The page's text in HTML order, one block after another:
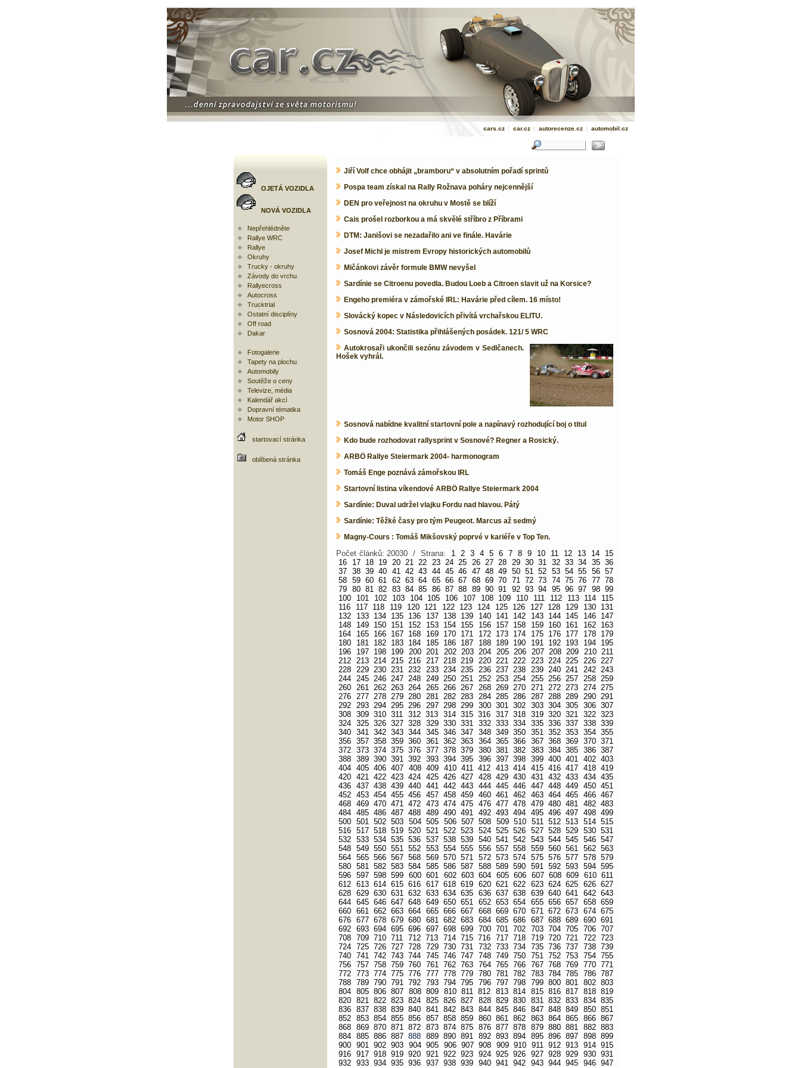
cars.cz | car.cz | autorecenze.cz | automobil.cz
OJETÁ VOZIDLA
NOVÁ VOZIDLA
Nepřehlédněte
Rallye WRC
Rallye
Okruhy
Trucky - okruhy
Závody do vrchu
Rallyecross
Autocross
Trucktrial
Ostatní disciplíny
Off road
Dakar
Fotogalerie
Tapety na plochu
Automobily
Soutěže o ceny
Televize, média
Kalendář akcí
Dopravní tématika
Motor SHOP
startovací stránka
oblíbená stránka
Jiří Volf chce obhájit „bramboru“ v absolutním pořadí sprintů
Pospa team získal na Rally Rožnava poháry nejcennější
DEN pro veřejnost na okruhu v Mostě se blíží
Cais prošel rozborkou a má skvělé stříbro z Příbrami
DTM: Janišovi se nezadařilo ani ve finále. Havárie
Josef Michl je mistrem Evropy historických automobilů
Mičánkovi závěr formule BMW nevyšel
Sardínie se Citroenu povedla. Budou Loeb a Citroen slavit už na Korsice?
Engeho premiéra v zámořské IRL: Havárie před cílem. 16 místo!
Slovácký kopec v Následovicích přivítá vrchařskou ELITU.
Sosnová 2004: Statistika přihlášených posádek. 121/ 5 WRC
Autokrosaři ukončili sezónu závodem v Sedlčanech.
Hošek vyhrál.
Sosnová nabídne kvalitní startovní pole a napínavý rozhodující boj o titul
Kdo bude rozhodovat rallysprint v Sosnové? Regner a Rosický.
ARBÖ Rallye Steiermark 2004- harmonogram
Tomáš Enge poznává zámořskou IRL
Startovní listina víkendové ARBÖ Rallye Steiermark 2004
Sardínie: Duval udržel vlajku Fordu nad hlavou. Pátý
Sardínie: Těžké časy pro tým Peugeot. Marcus až sedmý
Magny-Cours : Tomáš Mikšovský poprvé v kariéře v Top Ten.
Počet článků: 20030 / Strana: 1 2 3 4 5 6 7 8 9 10 11 12 13 14
15
16
17 18 19 20 21 22 23 24 25 26 27 28 29 30 31 32 33 34 35 36
37 38 39 40 41 42 43 44 45 46 47 48 49 50 51 52 53 54 55 56 57
58 59 60 61 62 63 64 65 66 67 68 69 70 71 72 73 74 75 76 77 78
79 80 81 82 83 84 85 86 87 88 89 90 91 92 93 94 95 96 97 98 99
100
101 102 103 104 105 106 107 108 109 110 111 112 113 114
115
116
117 118 119 120 121 122 123 124 125 126 127 128 129 130
131
132
133 134 135 136 137 138 139 140 141 142 143 144 145 146
147
148
149 150 151 152 153 154 155 156 157 158 159 160 161 162
163
164
165 166 167 168 169 170 171 172 173 174 175 176 177 178
179
180
181 182 183 184 185 186 187 188 189 190 191 192 193 194
195
196
197 198 199 200 201 202 203 204 205 206 207 208 209 210 211
212 213 214 215 216 217 218 219 220 221 222 223 224 225 226 227
228 229 230 231 232 233 234 235 236 237 238 239 240 241 242 243
244 245 246 247 248 249 250 251 252 253 254 255 256 257 258 259
260 261 262 263 264 265 266 267 268 269 270 271 272 273 274 275
276 277 278 279 280 281 282 283 284 285 286 287 288 289 290 291
292 293 294 295 296 297 298 299 300 301 302 303 304 305 306 307
308 309 310 311 312 313 314 315 316 317 318 319 320 321 322 323
324 325 326 327 328 329 330 331 332 333 334 335 336 337 338 339
340 341 342 343 344 345 346 347 348 349 350 351 352 353 354 355
356 357 358 359 360 361 362 363 364 365 366 367 368 369 370 371
372 373 374 375 376 377 378 379 380 381 382 383 384 385 386 387
388 389 390 391 392 393 394 395 396 397 398 399 400 401 402 403
404 405 406 407 408 409 410 411 412 413 414 415 416 417 418 419
420 421 422 423 424 425 426 427 428 429 430 431 432 433 434 435
436 437 438 439 440 441 442 443 444 445 446 447 448 449 450 451
452 453 454 455 456 457 458 459 460 461 462 463 464 465 466 467
468 469 470 471 472 473 474 475 476 477 478 479 480 481 482 483
484 485 486 487 488 489 490 491 492 493 494 495 496 497 498 499
500 501 502 503 504 505 506 507 508 509 510 511 512 513 514 515
516 517 518 519 520 521 522 523 524 525 526 527 528 529 530 531
532 533 534 535 536 537 538 539 540 541 542 543 544 545 546 547
548 549 550 551 552 553 554 555 556 557 558 559 560 561 562 563
564 565 566 567 568 569 570 571 572 573 574 575 576 577 578 579
580 581 582 583 584 585 586 587 588 589 590 591 592 593 594 595
596 597 598 599 600 601 602 603 604 605 606 607 608 609 610 611
612 613 614 615 616 617 618 619 620 621 622 623 624 625 626 627
628 629 630 631 632 633 634 635 636 637 638 639 640 641 642 643
644 645 646 647 648 649 650 651 652 653 654 655 656 657 658 659
660 661 662 663 664 665 666 667 668 669 670 671 672 673 674 675
676 677 678 679 680 681 682 683 684 685 686 687 688 689 690 691
692 693 694 695 696 697 698 699 700 701 702 703 704 705 706 707
708 709 710 711 712 713 714 715 716 717 718 719 720 721 722 723
724 725 726 727 728 729 730 731 732 733 734 735 736 737 738 739
740 741 742 743 744 745 746 747 748 749 750 751 752 753 754 755
756 757 758 759 760 761 762 763 764 765 766 767 768 769 770 771
772 773 774 775 776 777 778 779 780 781 782 783 784 785 786 787
788 789 790 791 792 793 794 795 796 797 798 799 800 801 802 803
804 805 806 807 808 809 810 811 812 813 814 815 816 817 818 819
820 821 822 823 824 825 826 827 828 829 830 831 832 833 834 835
836 837 838 839 840 841 842 843 844 845 846 847 848 849 850 851
852 853 854 855 856 857 858 859 860 861 862 863 864 865 866 867
868 869 870 871 872 873 874 875 876 877 878 879 880 881 882 883
884 885 886 887 888 889 890 891 892 893 894 895 896 897 898 899
900 901 902 903 904 905 906 907 908 909 910 911 912 913 914 915
916 917 918 919 920 921 922 923 924 925 926 927 928 929 930 931
932 933 934 935 936 937 938 939 940 941 942 943 944 945 946 947